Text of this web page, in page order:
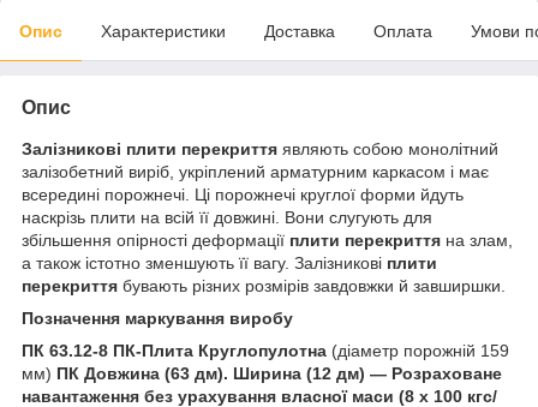
Опис Характеристики Доставка Оплата Умови
Опис
Залізникові плити перекриття являють собою монолітний
залізобетний виріб, укріплений арматурним каркасом і має
всередині порожнечі. Ці порожнечі круглої форми йдуть
наскрізь плити на всій її довжині. Вони слугують для
збільшення опірності деформації плити перекриття на злам,
а також істотно зменшують її вагу. Залізникові плити
перекриття бувають різних розмірів завдовжки й завширшки.
Позначення маркування виробу
ПК 63.12-8 ПК-Плита Круглопулотна (діаметр порожній 159
мм) ПК Довжина (63 дм). Ширина (12 дм) — Розраховане
навантаження без урахування власної маси (8 х 100 кгс/